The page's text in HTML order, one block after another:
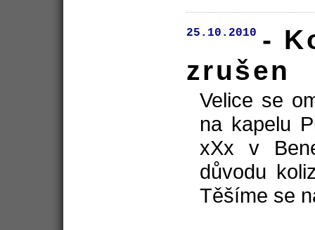
25.10.2010 -
zrušen
Velice se
na kapelu
xXx v
důvodu
Těšíme se